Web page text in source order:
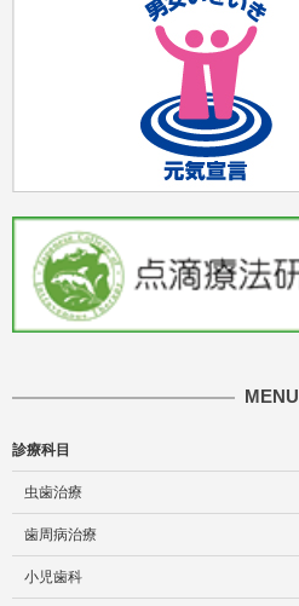
MENU
診療科目
虫歯治療
歯周病治療
小児歯科